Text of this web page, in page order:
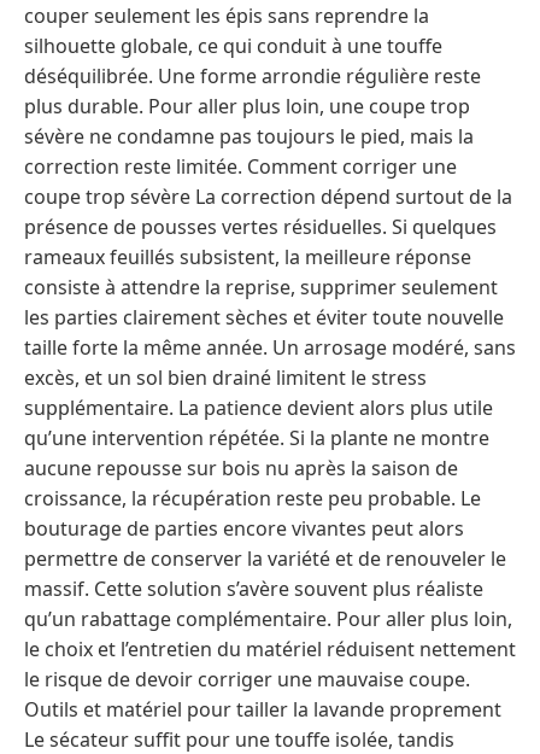
couper seulement les épis sans reprendre la
silhouette globale, ce qui conduit à une touffe
déséquilibrée. Une forme arrondie régulière reste
plus durable. Pour aller plus loin, une coupe trop
sévère ne condamne pas toujours le pied, mais la
correction reste limitée. Comment corriger une
coupe trop sévère La correction dépend surtout de la
présence de pousses vertes résiduelles. Si quelques
rameaux feuillés subsistent, la meilleure réponse
consiste à attendre la reprise, supprimer seulement
les parties clairement sèches et éviter toute nouvelle
taille forte la même année. Un arrosage modéré, sans
excès, et un sol bien drainé limitent le stress
supplémentaire. La patience devient alors plus utile
qu’une intervention répétée. Si la plante ne montre
aucune repousse sur bois nu après la saison de
croissance, la récupération reste peu probable. Le
bouturage de parties encore vivantes peut alors
permettre de conserver la variété et de renouveler le
massif. Cette solution s’avère souvent plus réaliste
qu’un rabattage complémentaire. Pour aller plus loin,
le choix et l’entretien du matériel réduisent nettement
le risque de devoir corriger une mauvaise coupe.
Outils et matériel pour tailler la lavande proprement
Le sécateur suffit pour une touffe isolée, tandis